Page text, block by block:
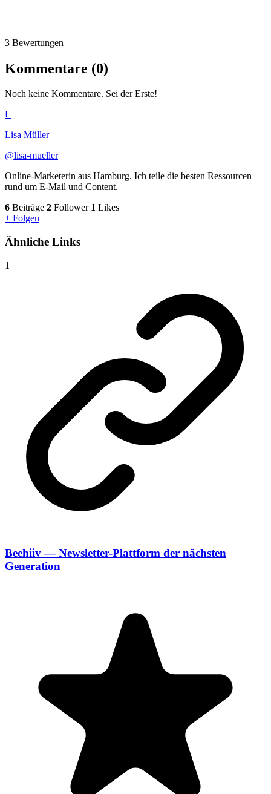
3 Bewertungen
Kommentare (0)
Noch keine Kommentare. Sei der Erste!
L
Lisa Müller
@lisa-mueller
Online-Marketerin aus Hamburg. Ich teile die besten Ressourcen
rund um E-Mail und Content.
6 Beiträge 2 Follower 1 Likes
+ Folgen
Ähnliche Links
1
Beehiiv — Newsletter-Plattform der nächsten
Generation